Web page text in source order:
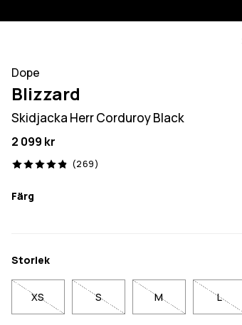
Dope
Blizzard
Skidjacka Herr Corduroy Black
2 099 kr
(269)
269 recensioner, 4.9/5
Färg
Storlek
XS S M L